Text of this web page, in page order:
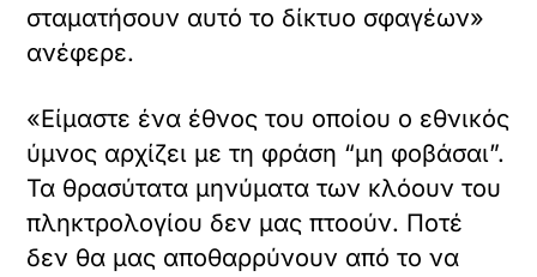
σταματήσουν αυτό το δίκτυο σφαγέων»
ανέφερε.
«Είμαστε ένα έθνος του οποίου ο εθνικός
ύμνος αρχίζει με τη φράση “μη φοβάσαι”.
Τα θρασύτατα μηνύματα των κλόουν του
πληκτρολογίου δεν μας πτοούν. Ποτέ
δεν θα μας αποθαρρύνουν από το να